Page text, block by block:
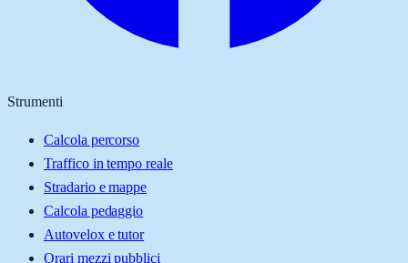
Strumenti
Calcola percorso
Traffico in tempo reale
Stradario e mappe
Calcola pedaggio
Autovelox e tutor
Orari mezzi pubblici